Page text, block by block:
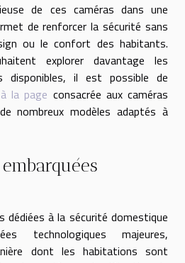
de ces caméras dans une
de renforcer la sécurité sans
ou le confort des habitants.
explorer davantage les
disponibles, il est possible de
la page consacrée aux caméras
nombreux modèles adaptés à
dédiées à la sécurité domestique
technologiques majeures,
dont les habitations sont